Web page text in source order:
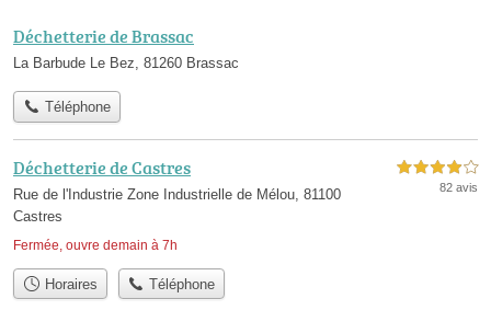
Déchetterie de Brassac
La Barbude Le Bez, 81260 Brassac
Téléphone
Déchetterie de Castres
Rue de l'Industrie Zone Industrielle de Mélou, 81100
Castres
Fermée, ouvre demain à 7h
4,0 étoiles sur 5
82 avis
Horaires Téléphone